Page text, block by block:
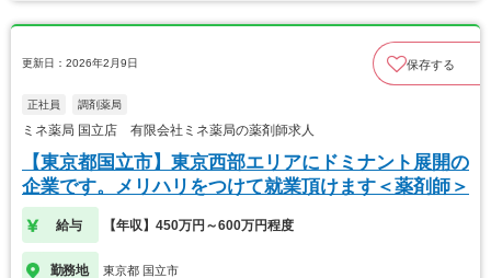
更新日：2026年2月9日 保存する
正社員 調剤薬局
ミネ薬局 国立店 有限会社ミネ薬局の薬剤師求人
【東京都国立市】東京西部エリアにドミナント展開の
企業です。メリハリをつけて就業頂けます＜薬剤師＞
給与 【年収】450万円～600万円程度
勤務地 東京都 国立市